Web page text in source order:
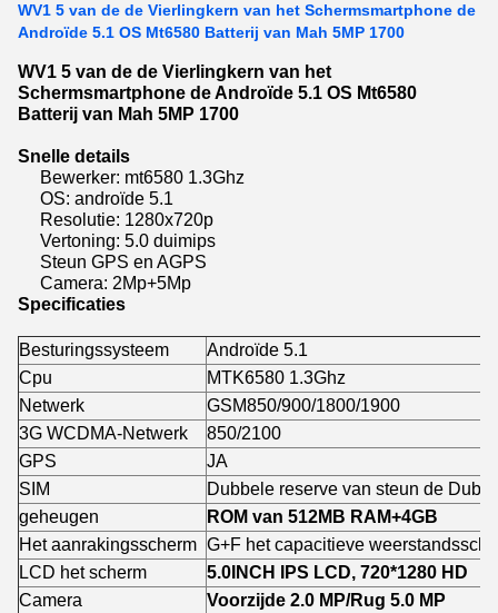
WV1 5 van de de Vierlingkern van het Schermsmartphone de
Androïde 5.1 OS Mt6580 Batterij van Mah 5MP 1700
WV1 5 van de de Vierlingkern van het
Schermsmartphone de Androïde 5.1 OS Mt6580
Batterij van Mah 5MP 1700
Snelle details
Bewerker: mt6580 1.3Ghz
OS: androïde 5.1
Resolutie: 1280x720p
Vertoning: 5.0 duimips
Steun GPS en AGPS
Camera: 2Mp+5Mp
Specificaties
Besturingssysteem
Androïde 5.1
Cpu
MTK6580 1.3Ghz
Netwerk
GSM850/900/1800/1900
3G WCDMA-Netwerk
850/2100
GPS
JA
SIM
Dubbele reserve van steun de
geheugen
ROM van 512MB RAM+4GB
Het aanrakingsscherm G+F het capacitieve
LCD het scherm
5.0INCH IPS LCD, 720*1280 HD
Camera
Voorzijde 2.0 MP/Rug 5.0 MP